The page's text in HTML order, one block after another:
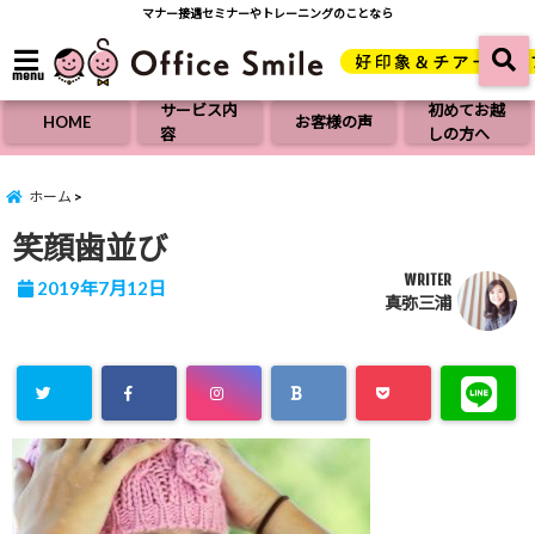
マナー接遇セミナーやトレーニングのことなら
menu
HOME
サービス内
容
お客様の声
初めてお越
しの方へ
ホーム
笑顔歯並び
2019年7月12日 WRITER
真弥三浦